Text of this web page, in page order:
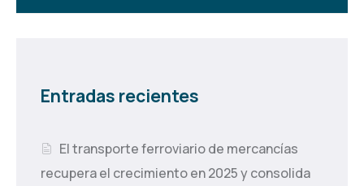
Entradas recientes
El transporte ferroviario de mercancías
recupera el crecimiento en 2025 y consolida